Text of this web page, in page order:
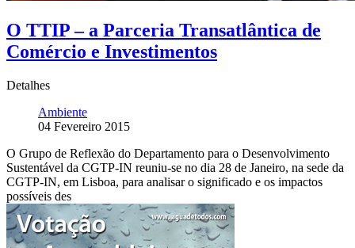
O TTIP – a Parceria Transatlântica de
Comércio e Investimentos
Detalhes
Ambiente
04 Fevereiro 2015
O Grupo de Reflexão do Departamento para o Desenvolvimento
Sustentável da CGTP-IN reuniu-se no dia 28 de Janeiro, na sede da
CGTP-IN, em Lisboa, para analisar o significado e os impactos
possíveis des